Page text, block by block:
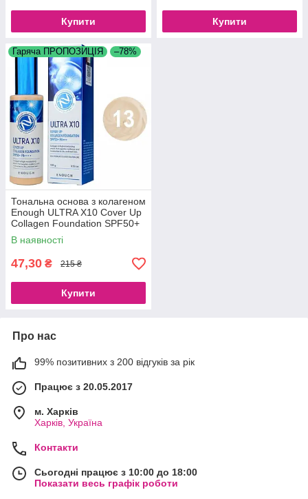
Купити Купити
Гаряча ПРОПОЗИЦІЯ –78%
Тональна основа з колагеном
Enough ULTRA X10 Cover Up
Collagen Foundation SPF50+
PA+++ No13 (100 g)
В наявності
47,30 ₴ 215 ₴
Купити
Про нас
99% позитивних з 200 відгуків за рік
Працює з 20.05.2017
м. Харків
Харків, Україна
Контакти
Сьогодні працює з 10:00 до 18:00
Показати весь графік роботи